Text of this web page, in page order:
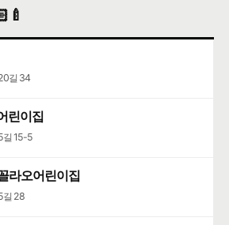
길 34
린이집
길 15-5
라오어린이집
길 28